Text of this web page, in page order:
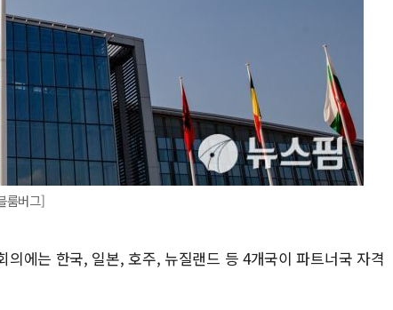
룸버그]
의에는 한국, 일본, 호주, 뉴질랜드 등 4개국이 파트너국 자격